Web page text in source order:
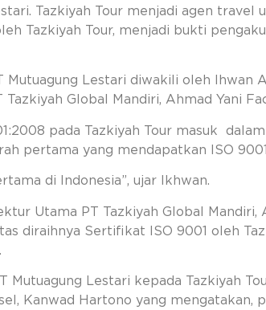
Tazkiyah Tour menjadi agen
Tazkiyah Tour, menjadi bukti
Lestari diwakili oleh Ihwan
Global Mandiri, Ahmad Yani
pada Tazkiyah Tour masuk
pertama yang mendapatkan ISO
di Indonesia”, ujar Ikhwan.
Utama PT Tazkiyah Global Mandiri,
diraihnya Sertifikat ISO 9001 oleh
Mutuagung Lestari kepada Tazkiyah
Kanwad Hartono yang mengatakan,